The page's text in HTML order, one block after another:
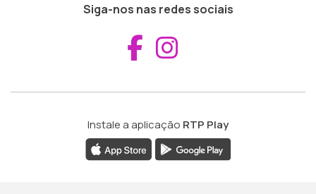
Siga-nos nas redes sociais
Aceder ao
Instale a aplicação RTP Play